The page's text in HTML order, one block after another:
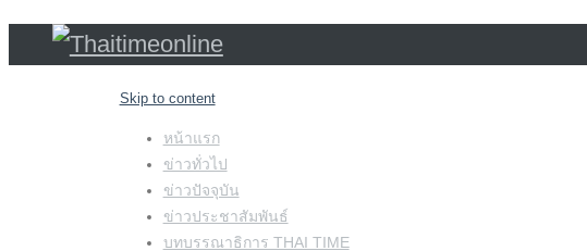
Skip to content
หน้าแรก
ข่าวทั่วไป
ข่าวปัจจุบัน
ข่าวประชาสัมพันธ์
บทบรรณาธิการ THAI TIME